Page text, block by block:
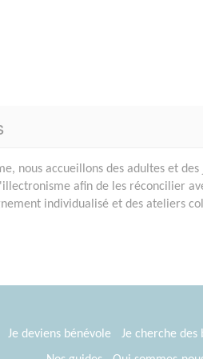
nous accueillons des adultes et
afin de les réconcilier
individualisé et des ateliers
Je deviens bénévole
Je cherche des